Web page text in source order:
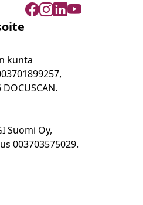
kunta
Suomi Oy,
003703575029.